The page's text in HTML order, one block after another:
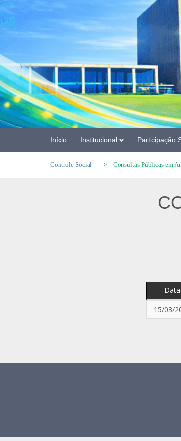
Início Institucional Participação
Controle Social > Consultas Públicas em
Data
15/03/